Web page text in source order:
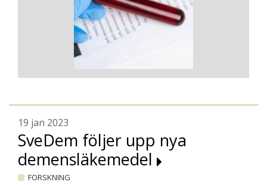
19 jan 2023
SveDem följer upp nya
demensläkemedel
FORSKNING